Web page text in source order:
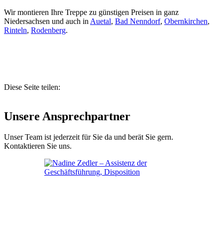
Wir montieren Ihre Treppe zu günstigen Preisen in ganz
Niedersachsen und auch in Auetal, Bad Nenndorf, Obernkirchen,
Rinteln, Rodenberg.
Diese Seite teilen:
Unsere Ansprechpartner
Unser Team ist jederzeit für Sie da und berät Sie gern.
Kontaktieren Sie uns.